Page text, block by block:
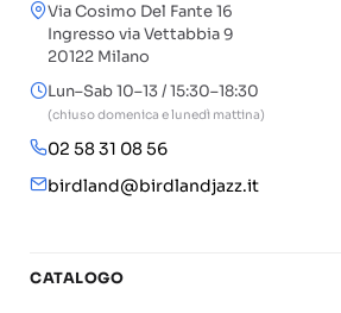
Via Cosimo Del Fante 16
Ingresso via Vettabbia 9
20122 Milano
Lun–Sab 10–13 / 15:30–18:30
(chiuso domenica e lunedì mattina)
02 58 31 08 56
birdland@birdlandjazz.it
CATALOGO